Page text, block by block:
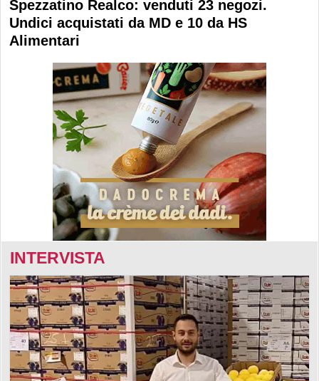
Spezzatino Realco: venduti 23 negozi.
Undici acquistati da MD e 10 da HS
Alimentari
INTERVISTA